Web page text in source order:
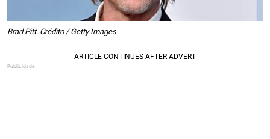
Brad Pitt. Crédito / Getty Images